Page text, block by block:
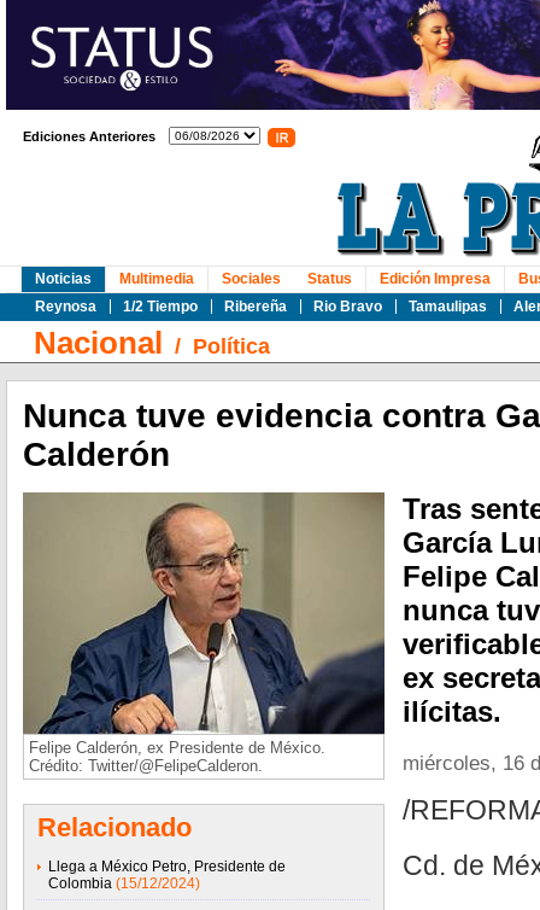
Ediciones Anteriores
Noticias
Reynosa
1/2 Tiempo Ribereña Rio Bravo Tamaulipas
Multimedia Sociales Status Edición Impresa
Nacional / Política
Nunca tuve evidencia contra
Calderón
Felipe Calderón, ex Presidente de México.
Crédito: Twitter/@FelipeCalderon.
Relacionado
Llega a México Petro, Presidente de
Colombia (15/12/2024)
Tras
García
Felipe
nunca
ex
ilícitas.
miércoles, 16
/
Cd. de